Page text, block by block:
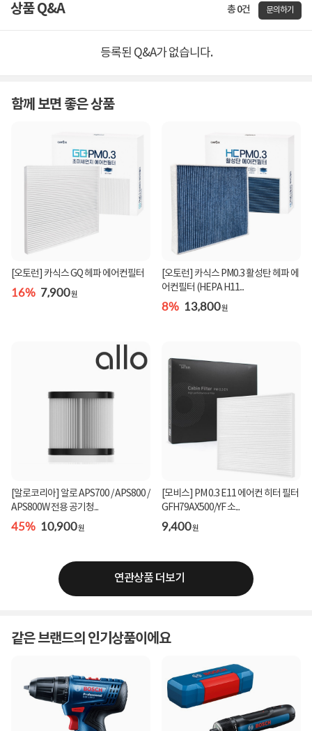
상품 Q&A 총 0건 문의하기
등록된 Q&A가 없습니다.
함께 보면 좋은 상품
[오토런] 카식스 GQ 헤파 에어컨필터
16% 7,900원
[오토런] 카식스 PM0.3 활성탄 헤파 에
어컨필터 (HEPA H11...
8% 13,800원
[알로코리아] 알로 APS700 / APS800 /
APS800W 전용 공기청...
45% 10,900원
[모비스] PM 0.3 E11 에어컨 히터 필터
GFH79AX500/YF 소...
9,400원
연관상품 더보기
같은 브랜드의 인기상품이에요